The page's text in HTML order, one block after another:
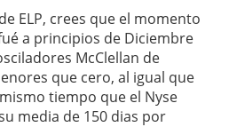
ELP, crees que el momento
a principios de Diciembre
McClellan de
que cero, al igual que
tiempo que el Nyse
media de 150 dias por